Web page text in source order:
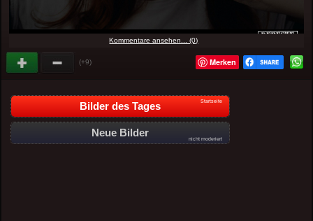
Kommentare ansehen... (0)
(+9) Merken
Bilder des Tages Startseite
Neue Bilder
nicht moderiert